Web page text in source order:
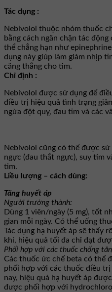
Tác dụng :
Nebivolol thuộc nhóm thuốc
bằng cách ngăn chặn tác
thể chẳng hạn như
dụng này giúp làm giảm nhịp
căng thẳng cho tim.
Chỉ định :
Nebivolol được sử dụng để
điều trị hiệu quả tình trạng
ngừa đột quỵ, đau tim và các
Nebivolol cũng có thể được
ngực (đau thắt ngực), suy tim
tim.
Liều lượng – cách dùng:
Tăng huyết áp
Người trưởng thành:
Dùng 1 viên/ngày (5 mg), tốt
gian mỗi ngày. Có thể uống
Tác dụng hạ huyết áp sẽ thấy
khi, hiệu quả tối đa chỉ đạt
Phối hợp với các thuốc chống
Các thuốc ức chế beta có thể
phối hợp với các thuốc điều trị
nay, hiệu quả hạ huyết áp
được phối hợp với